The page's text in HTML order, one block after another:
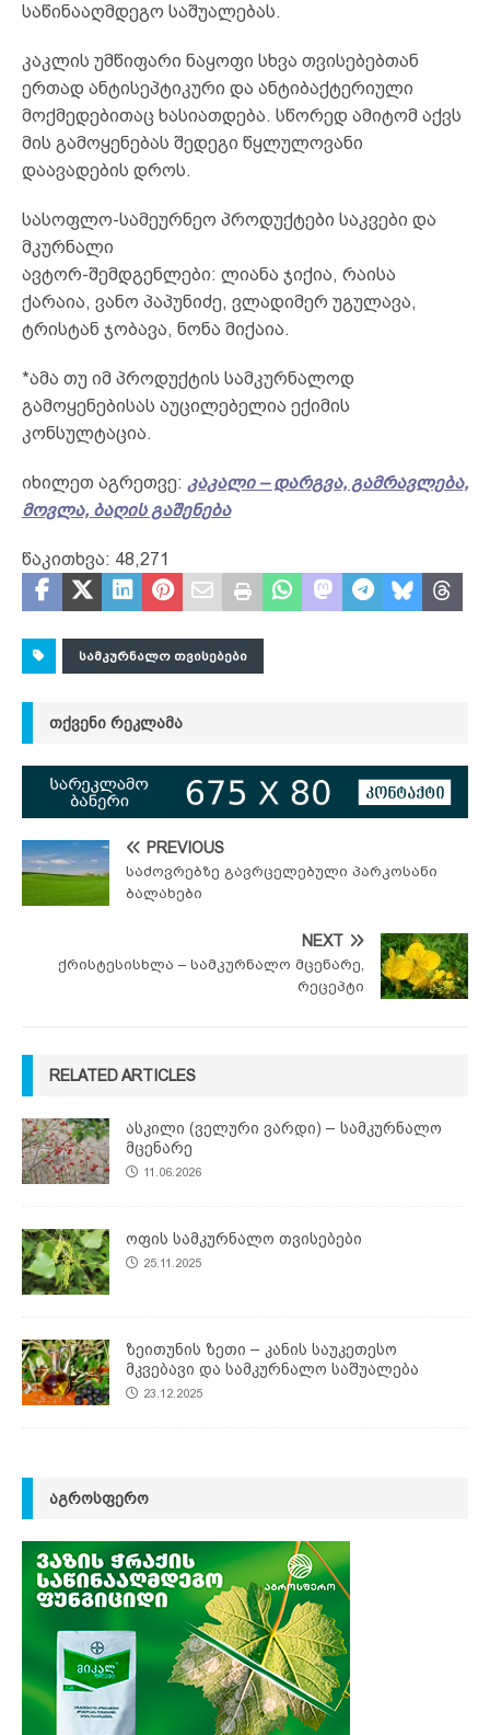
საწინააღმდეგო საშუალებას.
კაკლის უმწიფარი ნაყოფი სხვა თვისებებთან
ერთად ანტისეპტიკური და ანტიბაქტერიული
მოქმედებითაც ხასიათდება. სწორედ ამიტომ აქვს
მის გამოყენებას შედეგი წყლულოვანი
დაავადების დროს.
სასოფლო-სამეურნეო პროდუქტები საკვები და
მკურნალი
ავტორ-შემდგენლები: ლიანა ჯიქია, რაისა
ქარაია, ვანო პაპუნიძე, ვლადიმერ უგულავა,
ტრისტან ჯობავა, ნონა მიქაია.
*ამა თუ იმ პროდუქტის სამკურნალოდ
გამოყენებისას აუცილებელია ექიმის
კონსულტაცია.
იხილეთ აგრეთვე: კაკალი – დარგვა, გამრავლება,
მოვლა, ბაღის გაშენება
წაკითხვა: 48,271
ᲡᲐᲛᲙᲣᲠᲜᲐᲚᲝ ᲗᲕᲘᲡᲔᲑᲔᲑᲘ
ᲗᲥᲕᲔᲜᲘ ᲠᲔᲙᲚᲐᲛᲐ
PREVIOUS
საძოვრებზე გავრცელებული პარკოსანი
ბალახები
NEXT
ქრისტესისხლა – სამკურნალო მცენარე,
რეცეპტი
RELATED ARTICLES
ასკილი (ველური ვარდი) – სამკურნალო
მცენარე
11.06.2026
ოფის სამკურნალო თვისებები
25.11.2025
ზეითუნის ზეთი – კანის საუკეთესო
მკვებავი და სამკურნალო საშუალება
23.12.2025
ᲐᲒᲠᲝᲡᲤᲔᲠᲝ